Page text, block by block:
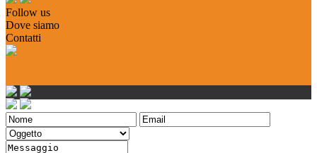
Follow us
Dove siamo
Contatti